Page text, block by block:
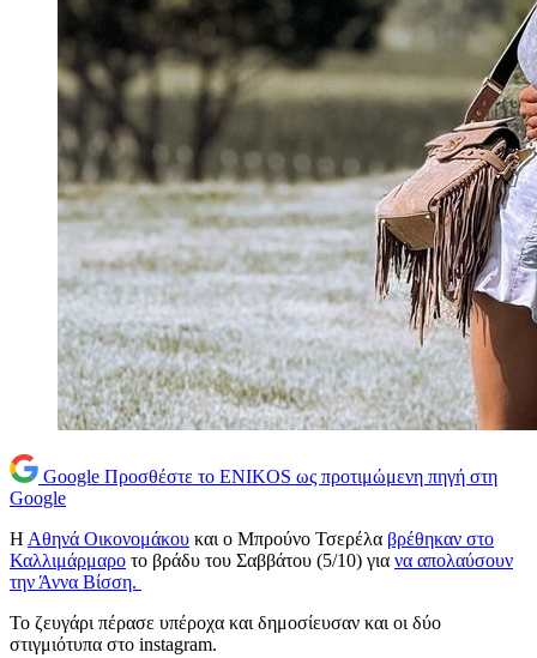
Google Προσθέστε το ENIKOS ως προτιμώμενη πηγή στη
Google
Η Αθηνά Οικονομάκου και ο Μπρούνο Τσερέλα βρέθηκαν στο
Καλλιμάρμαρο το βράδυ του Σαββάτου (5/10) για να απολαύσουν
την Άννα Βίσση.
Το ζευγάρι πέρασε υπέροχα και δημοσίευσαν και οι δύο
στιγμιότυπα στο instagram.